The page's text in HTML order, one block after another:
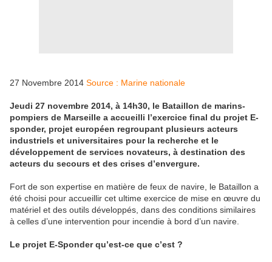
27 Novembre 2014 Source : Marine nationale
Jeudi 27 novembre 2014, à 14h30, le Bataillon de marins-
pompiers de Marseille a accueilli l’exercice final du projet E-
sponder, projet européen regroupant plusieurs acteurs
industriels et universitaires pour la recherche et le
développement de services novateurs, à destination des
acteurs du secours et des crises d’envergure.
Fort de son expertise en matière de feux de navire, le Bataillon a
été choisi pour accueillir cet ultime exercice de mise en œuvre du
matériel et des outils développés, dans des conditions similaires
à celles d’une intervention pour incendie à bord d’un navire.
Le projet E-Sponder qu’est-ce que c’est ?